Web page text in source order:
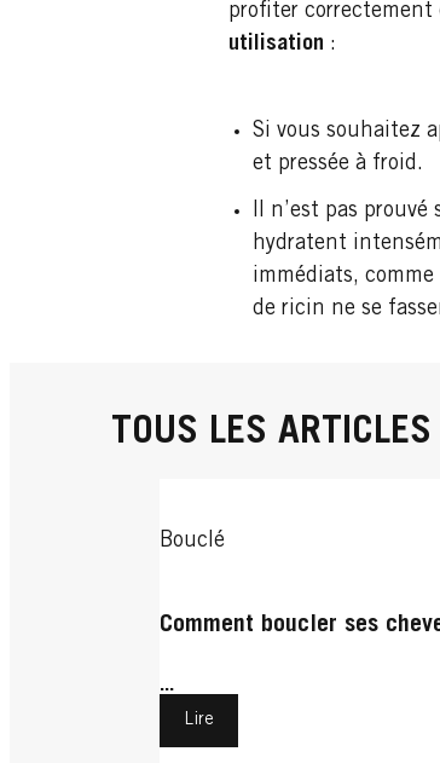
profiter
utilisation :
Si vous souhaitez
et pressée à froid.
Il n’est pas
hydratent
immédiats,
de ricin ne se
TOUS LES ARTICLES
Bouclé
Comment boucler ses
...
Lire